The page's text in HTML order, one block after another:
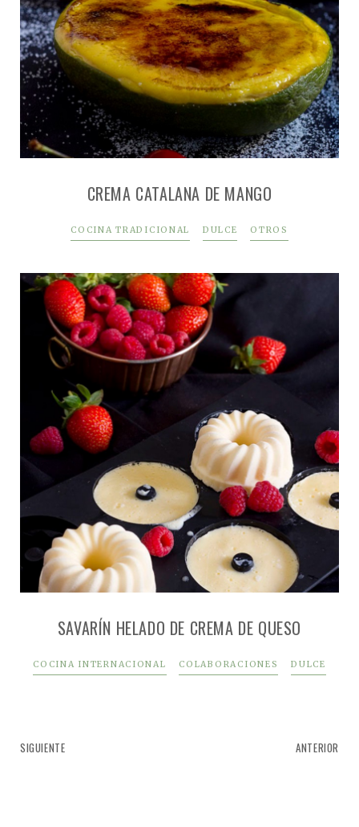
CREMA CATALANA DE MANGO
COCINA TRADICIONAL DULCE OTROS
SAVARÍN HELADO DE CREMA DE QUESO
COCINA INTERNACIONAL COLABORACIONES DULCE
SIGUIENTE ANTERIOR